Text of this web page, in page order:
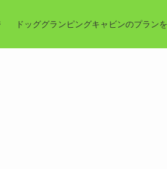
ドッググランピングキャビンのプラン